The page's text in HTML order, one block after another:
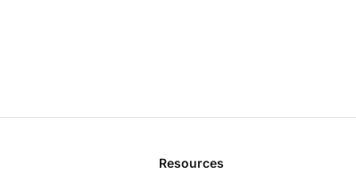
Resources